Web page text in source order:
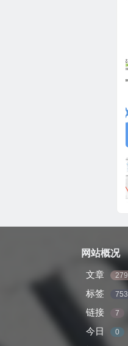
网站概况
文章 279
标签 753
链接 7
今日 0